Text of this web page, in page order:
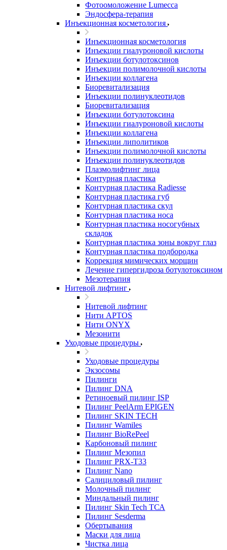
Фотоомоложение Lumecca
Эндосфера-терапия
Инъекционная косметология
Инъекционная косметология
Инъекции гиалуроновой кислоты
Инъекции ботулотоксинов
Инъекции полимолочной кислоты
Инъекции коллагена
Биоревитализация
Инъекции полинуклеотидов
Биоревитализация
Инъекции ботулотоксина
Инъекции гиалуроновой кислоты
Инъекции коллагена
Инъекции липолитиков
Инъекции полимолочной кислоты
Инъекции полинуклеотидов
Плазмолифтинг лица
Контурная пластика
Контурная пластика Radiesse
Контурная пластика губ
Контурная пластика скул
Контурная пластика носа
Контурная пластика носогубных
складок
Контурная пластика зоны вокруг глаз
Контурная пластика подбородка
Коррекция мимических морщин
Лечение гипергидроза ботулотоксином
Мезотерапия
Нитевой лифтинг
Нитевой лифтинг
Нити APTOS
Нити ONYX
Мезонити
Уходовые процедуры
Уходовые процедуры
Экзосомы
Пилинги
Пилинг DNA
Ретиноевый пилинг ISP
Пилинг PeelArm EPIGEN
Пилинг SKIN TECH
Пилинг Wamiles
Пилинг BioRePeel
Карбоновый пилинг
Пилинг Мезопил
Пилинг PRX-T33
Пилинг Nano
Салициловый пилинг
Молочный пилинг
Миндальный пилинг
Пилинг Skin Tech ТСА
Пилинг Sesderma
Обертывания
Маски для лица
Чистка лица